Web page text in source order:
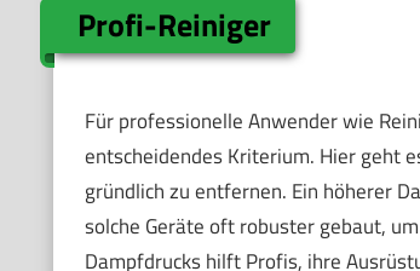
Profi-Reiniger
Für professionelle Anwender wie
entscheidendes Kriterium. Hier geht
gründlich zu entfernen. Ein höherer
solche Geräte oft robuster gebaut,
Dampfdrucks hilft Profis, ihre